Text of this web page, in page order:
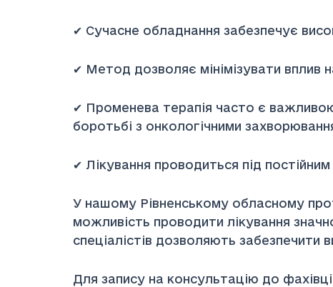
✔ Сучасне обладнання забезпечує
✔ Метод дозволяє мінімізувати вплив
✔ Променева терапія часто є
боротьбі з онкологічними
✔ Лікування проводиться під
У нашому Рівненському обласному
можливість проводити лікування
спеціалістів дозволяють забезпечити
Для запису на консультацію до